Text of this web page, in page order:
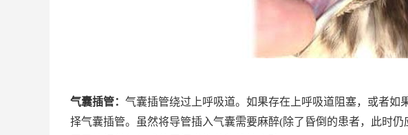
气囊插管： 气囊插管绕过上呼吸道。如果存在上呼吸道阻塞，或者如
择气囊插管。虽然将导管插入气囊需要麻醉(除了昏倒的患者，此时